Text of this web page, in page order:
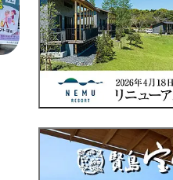
直線距離：24m
まる天 近鉄鳥羽駅店